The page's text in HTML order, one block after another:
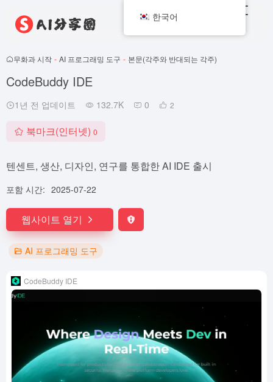
무화과 시작 - AI 프로그래밍 도구 - 본문(각주와 반대되는 각주)
CodeBuddy IDE
1년 전 업데이트 132.7K 0 2
북마크(인터넷) 0
텐센트, 생산, 디자인, 연구를 통합한 AI IDE 출시
포함 시간: 2025-07-22
웹사이트 열기
AI 프로그래밍 도구
CodeBuddy IDE
한국어